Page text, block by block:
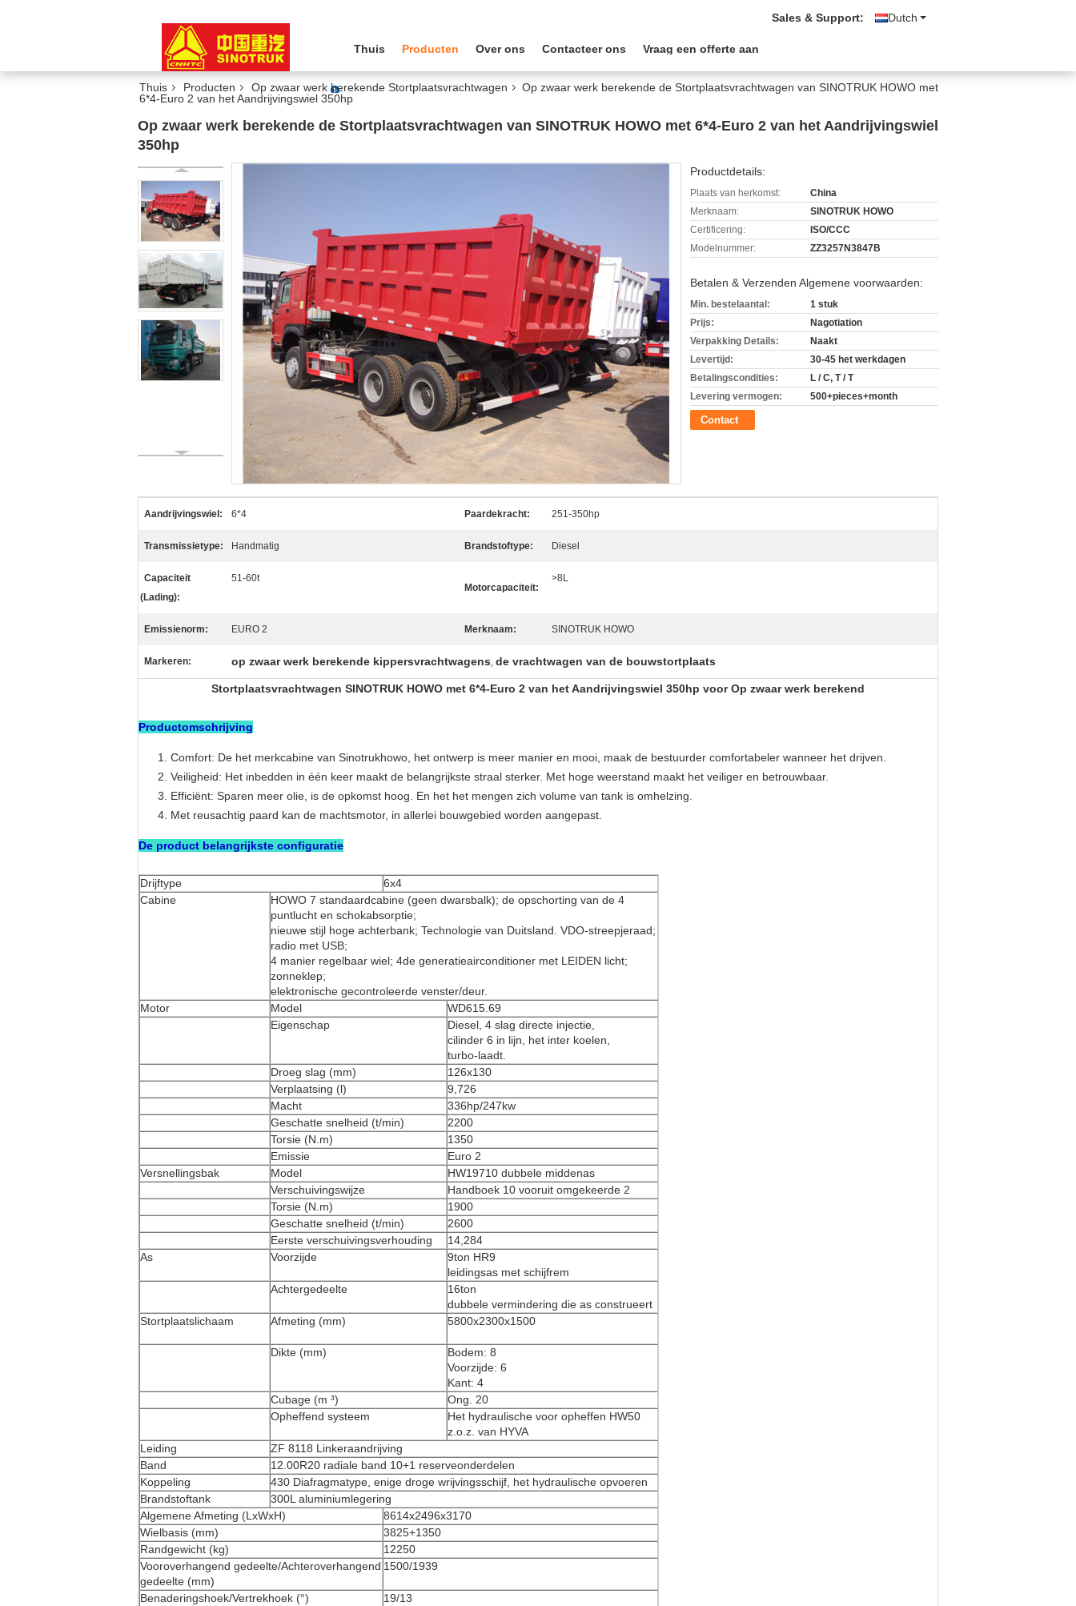
Dutch
Sales & Support:
Thuis Producten Over ons Contacteer ons Vraag een offerte aan
Thuis Producten Op zwaar werk berekende Stortplaatsvrachtwagen
Op zwaar werk berekende de Stortplaatsvrachtwagen van SINOTRUK HOWO met
6*4-Euro 2 van het Aandrijvingswiel 350hp
Op zwaar werk berekende de Stortplaatsvrachtwagen van SINOTRUK HOWO met 6*4-Euro 2 van het Aandrijvingswiel
350hp
Productdetails:
Plaats van herkomst:
China
Merknaam:
SINOTRUK HOWO
Certificering:
ISO/CCC
Modelnummer:
ZZ3257N3847B
Betalen & Verzenden Algemene voorwaarden:
Min. bestelaantal:
1 stuk
Prijs:
Nagotiation
Verpakking Details:
Naakt
Levertijd:
30-45 het werkdagen
Betalingscondities:
L / C, T / T
Levering vermogen:
500+pieces+month
Contact
Aandrijvingswiel: 6*4 Paardekracht: 251-350hp
Transmissietype: Handmatig Brandstoftype: Diesel
Capaciteit
(Lading):
51-60t
Motorcapaciteit:
>8L
Emissienorm: EURO 2 Merknaam: SINOTRUK HOWO
Markeren: op zwaar werk berekende kippersvrachtwagens, de vrachtwagen van de bouwstortplaats
Stortplaatsvrachtwagen SINOTRUK HOWO met 6*4-Euro 2 van het Aandrijvingswiel 350hp voor Op zwaar werk berekend
Productomschrijving
Comfort: De het merkcabine van Sinotrukhowo, het ontwerp is meer manier en mooi, maak de bestuurder comfortabeler wanneer het drijven.
Veiligheid: Het inbedden in één keer maakt de belangrijkste straal sterker. Met hoge weerstand maakt het veiliger en betrouwbaar.
Efficiënt: Sparen meer olie, is de opkomst hoog. En het het mengen zich volume van tank is omhelzing.
Met reusachtig paard kan de machtsmotor, in allerlei bouwgebied worden aangepast.
De product belangrijkste configuratie
Drijftype
6x4
Cabine
HOWO 7 standaardcabine (geen dwarsbalk); de opschorting van de 4
puntlucht en schokabsorptie;
nieuwe stijl hoge achterbank; Technologie van Duitsland. VDO-streepjeraad;
radio met USB;
4 manier regelbaar wiel; 4de generatieairconditioner met LEIDEN licht;
zonneklep;
elektronische gecontroleerde venster/deur.
Motor
Model
WD615.69
Eigenschap
Diesel, 4 slag directe injectie,
cilinder 6 in lijn, het inter koelen,
turbo-laadt.
Droeg slag (mm)
126x130
Verplaatsing (l)
9,726
Macht
336hp/247kw
Geschatte snelheid (t/min)
2200
Torsie (N.m)
1350
Emissie
Euro 2
Versnellingsbak
Model
HW19710 dubbele middenas
Verschuivingswijze
Handboek 10 vooruit omgekeerde 2
Torsie (N.m)
1900
Geschatte snelheid (t/min)
2600
Eerste verschuivingsverhouding
14,284
As
Voorzijde
9ton HR9
leidingsas met schijfrem
Achtergedeelte
16ton
dubbele vermindering die as construeert
Stortplaatslichaam
Afmeting (mm) 5800x2300x1500
Dikte (mm)
Bodem: 8
Voorzijde: 6
Kant: 4
Cubage (m ³)
Ong. 20
Opheffend systeem
Het hydraulische voor opheffen HW50
z.o.z. van HYVA
Leiding
ZF 8118 Linkeraandrijving
Band
12.00R20 radiale band 10+1 reserveonderdelen
Koppeling
430 Diafragmatype, enige droge wrijvingsschijf, het hydraulische opvoeren
Brandstoftank
300L aluminiumlegering
Algemene Afmeting (LxWxH)
8614x2496x3170
Wielbasis (mm)
3825+1350
Randgewicht (kg)
12250
Vooroverhangend gedeelte/Achteroverhangend
gedeelte (mm)
1500/1939
Benaderingshoek/Vertrekhoek (°)
19/13